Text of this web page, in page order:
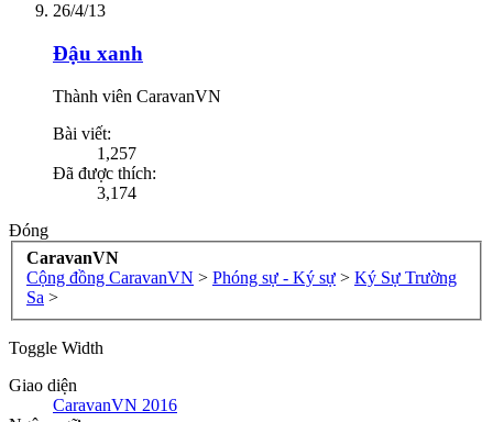
26/4/13
Đậu xanh
Thành viên CaravanVN
Bài viết:
1,257
Đã được thích:
3,174
Đóng
CaravanVN
Cộng đồng CaravanVN > Phóng sự - Ký sự > Ký Sự Trường
Sa >
Toggle Width
Giao diện
CaravanVN 2016